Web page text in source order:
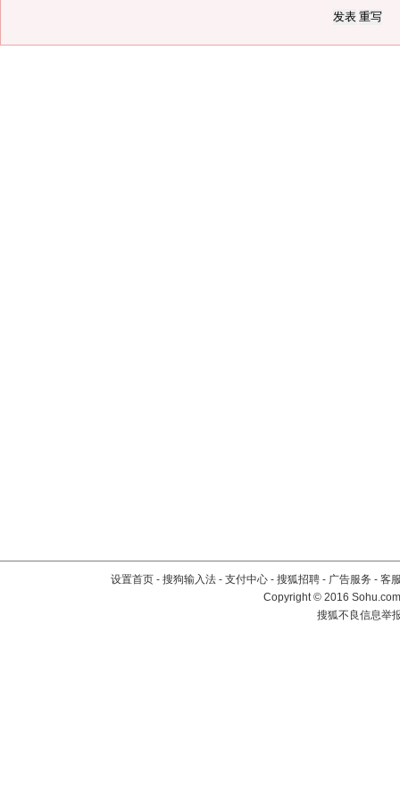
设置首页 - 搜狗输入法 - 支付中心 - 搜狐招聘 - 广告服务 - 客
Copyright©2016
搜狐不良信息举